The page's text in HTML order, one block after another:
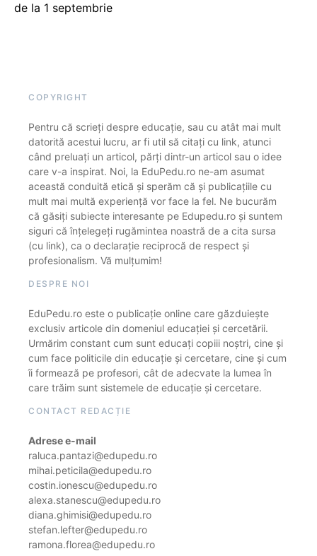
de la 1 septembrie
COPYRIGHT
Pentru că scrieți despre educație, sau cu atât mai mult
datorită acestui lucru, ar fi util să citați cu link, atunci
când preluați un articol, părți dintr-un articol sau o idee
care v-a inspirat. Noi, la EduPedu.ro ne-am asumat
această conduită etică și sperăm că și publicațiile cu
mult mai multă experiență vor face la fel. Ne bucurăm
că găsiți subiecte interesante pe Edupedu.ro și suntem
siguri că înțelegeți rugămintea noastră de a cita sursa
(cu link), ca o declarație reciprocă de respect și
profesionalism. Vă mulțumim!
DESPRE NOI
EduPedu.ro este o publicație online care găzduiește
exclusiv articole din domeniul educației și cercetării.
Urmărim constant cum sunt educați copiii noștri, cine și
cum face politicile din educație și cercetare, cine și cum
îi formează pe profesori, cât de adecvate la lumea în
care trăim sunt sistemele de educație și cercetare.
CONTACT REDACȚIE
Adrese e-mail
raluca.pantazi@edupedu.ro
mihai.peticila@edupedu.ro
costin.ionescu@edupedu.ro
alexa.stanescu@edupedu.ro
diana.ghimisi@edupedu.ro
stefan.lefter@edupedu.ro
ramona.florea@edupedu.ro